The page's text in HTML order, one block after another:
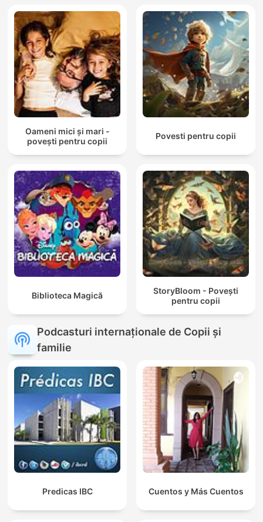
Oameni mici și mari -
povești pentru copii
Povesti pentru copii
Biblioteca Magică
StoryBloom - Povești
pentru copii
Podcasturi internaționale de Copii și
familie
Predicas IBC Cuentos y Más Cuentos